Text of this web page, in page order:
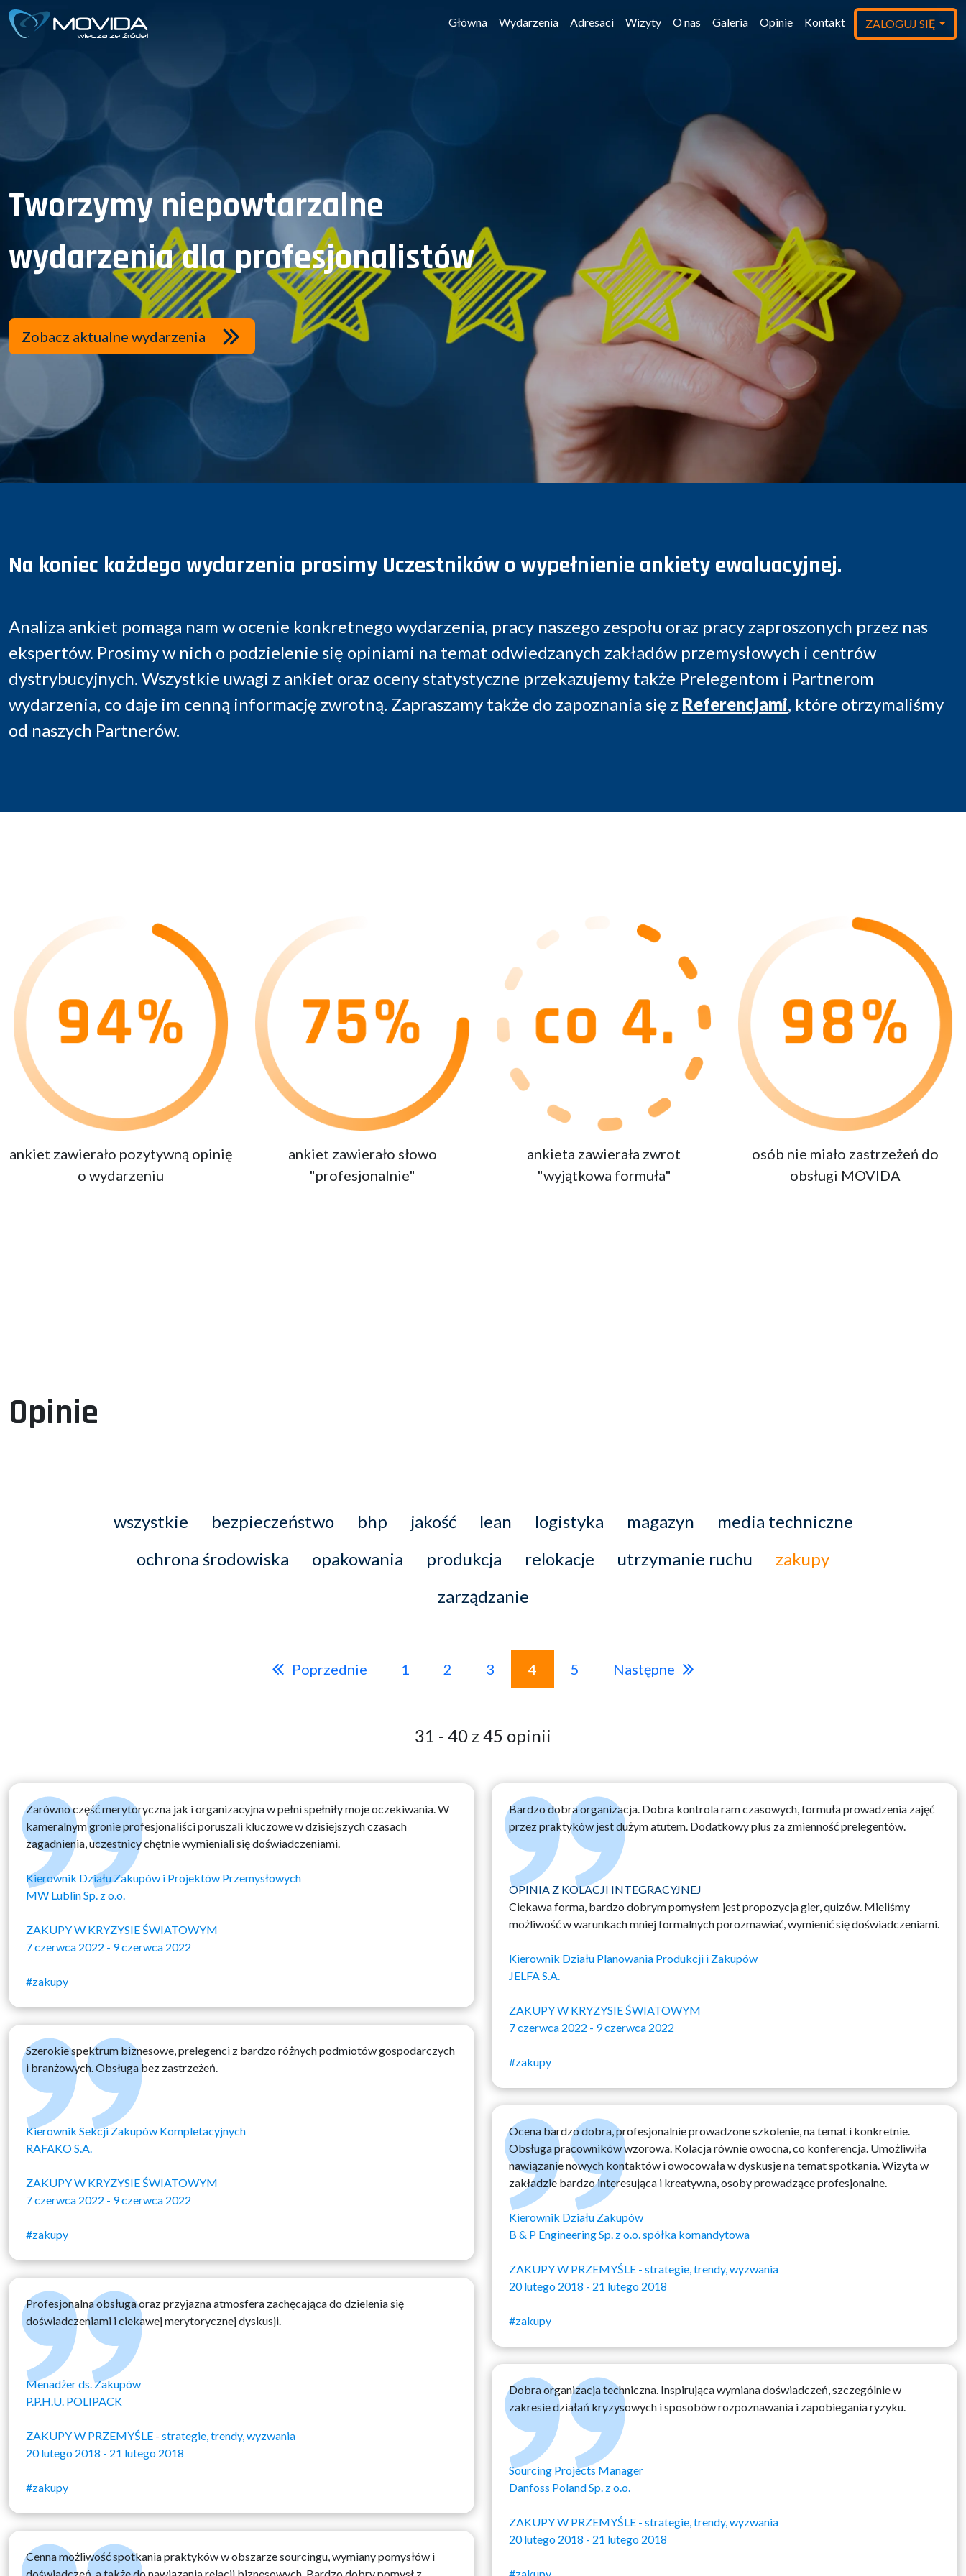
Główna Wydarzenia Adresaci Wizyty O nas Galeria Opinie Kontakt ZALOGUJ SIĘ
Tworzymy niepowtarzalne
wydarzenia dla profesjonalistów
Zobacz aktualne wydarzenia
Na koniec każdego wydarzenia prosimy Uczestników o wypełnienie ankiety ewaluacyjnej.
Analiza ankiet pomaga nam w ocenie konkretnego wydarzenia, pracy naszego zespołu oraz pracy zaproszonych przez nas
ekspertów. Prosimy w nich o podzielenie się opiniami na temat odwiedzanych zakładów przemysłowych i centrów
dystrybucyjnych. Wszystkie uwagi z ankiet oraz oceny statystyczne przekazujemy także Prelegentom i Partnerom
wydarzenia, co daje im cenną informację zwrotną. Zapraszamy także do zapoznania się z Referencjami, które otrzymaliśmy
od naszych Partnerów.
ankiet zawierało pozytywną opinię
o wydarzeniu
ankiet zawierało słowo
"profesjonalnie"
ankieta zawierała zwrot
"wyjątkowa formuła"
osób nie miało zastrzeżeń do
obsługi MOVIDA
Opinie
wszystkie bezpieczeństwo bhp jakość lean logistyka magazyn
media techniczne
ochrona środowiska
opakowania produkcja relokacje utrzymanie ruchu
zakupy
zarządzanie
Poprzednie 1 2 3 4 5 Następne
31 - 40 z 45 opinii
Zarówno część merytoryczna jak i organizacyjna w pełni spełniły moje oczekiwania. W
kameralnym gronie profesjonaliści poruszali kluczowe w dzisiejszych czasach
zagadnienia, uczestnicy chętnie wymieniali się doświadczeniami.
Kierownik Działu Zakupów i Projektów Przemysłowych
MW Lublin Sp. z o.o.
ZAKUPY W KRYZYSIE ŚWIATOWYM
7 czerwca 2022 - 9 czerwca 2022
#zakupy
Szerokie spektrum biznesowe, prelegenci z bardzo różnych podmiotów gospodarczych
i branżowych. Obsługa bez zastrzeżeń.
Kierownik Sekcji Zakupów Kompletacyjnych
RAFAKO S.A.
ZAKUPY W KRYZYSIE ŚWIATOWYM
7 czerwca 2022 - 9 czerwca 2022
#zakupy
Profesjonalna obsługa oraz przyjazna atmosfera zachęcająca do dzielenia się
doświadczeniami i ciekawej merytorycznej dyskusji.
Menadżer ds. Zakupów
P.P.H.U. POLIPACK
ZAKUPY W PRZEMYŚLE - strategie, trendy, wyzwania
20 lutego 2018 - 21 lutego 2018
#zakupy
Cenna możliwość spotkania praktyków w obszarze sourcingu, wymiany pomysłów i
Bardzo dobra organizacja. Dobra kontrola ram czasowych, formuła prowadzenia zajęć
przez praktyków jest dużym atutem. Dodatkowy plus za zmienność prelegentów.
OPINIA Z KOLACJI INTEGRACYJNEJ
Ciekawa forma, bardzo dobrym pomysłem jest propozycja gier, quizów. Mieliśmy
możliwość w warunkach mniej formalnych porozmawiać, wymienić się doświadczeniami.
Kierownik Działu Planowania Produkcji i Zakupów
JELFA S.A.
ZAKUPY W KRYZYSIE ŚWIATOWYM
7 czerwca 2022 - 9 czerwca 2022
#zakupy
Ocena bardzo dobra, profesjonalnie prowadzone szkolenie, na temat i konkretnie.
Obsługa pracowników wzorowa. Kolacja równie owocna, co konferencja. Umożliwiła
nawiązanie nowych kontaktów i owocowała w dyskusje na temat spotkania. Wizyta w
zakładzie bardzo interesująca i kreatywna, osoby prowadzące profesjonalne.
Kierownik Działu Zakupów
B & P Engineering Sp. z o.o. spółka komandytowa
ZAKUPY W PRZEMYŚLE - strategie, trendy, wyzwania
20 lutego 2018 - 21 lutego 2018
#zakupy
Dobra organizacja techniczna. Inspirująca wymiana doświadczeń, szczególnie w
zakresie działań kryzysowych i sposobów rozpoznawania i zapobiegania ryzyku.
Sourcing Projects Manager
Danfoss Poland Sp. z o.o.
ZAKUPY W PRZEMYŚLE - strategie, trendy, wyzwania
20 lutego 2018 - 21 lutego 2018